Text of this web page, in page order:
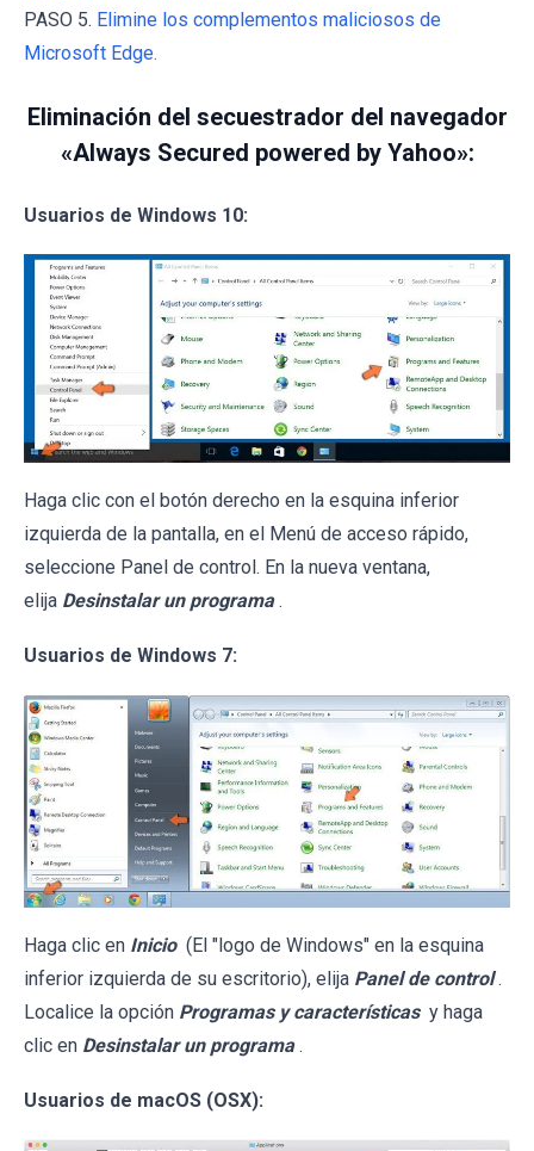
PASO 5. Elimine los complementos maliciosos de
Microsoft Edge.
Eliminación del secuestrador del navegador
«Always Secured powered by Yahoo»:
Usuarios de Windows 10:
Haga clic con el botón derecho en la esquina inferior
izquierda de la pantalla, en el Menú de acceso rápido,
seleccione Panel de control. En la nueva ventana,
elija Desinstalar un programa .
Usuarios de Windows 7:
Haga clic en Inicio (El "logo de Windows" en la esquina
inferior izquierda de su escritorio), elija Panel de control .
Localice la opción Programas y características y haga
clic en Desinstalar un programa .
Usuarios de macOS (OSX):